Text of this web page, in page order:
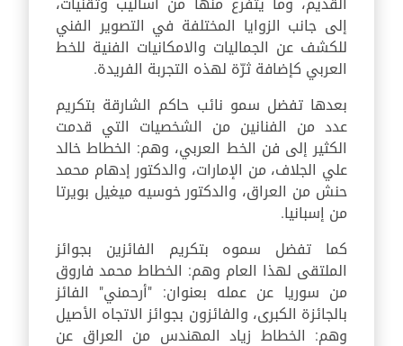
إلى جانب الزوايا المختلفة في التصوير الفني
للكشف عن الجماليات والامكانيات الفنية للخط
العربي كإضافة ثرّة لهذه التجربة الفريدة.
بعدها تفضل سمو نائب حاكم الشارقة بتكريم
عدد من الفنانين من الشخصيات التي قدمت
الكثير إلى فن الخط العربي، وهم: الخطاط خالد
علي الجلاف، من الإمارات، والدكتور إدهام محمد
حنش من العراق، والدكتور خوسيه ميغيل بويرتا
من إسبانيا.
كما تفضل سموه بتكريم الفائزين بجوائز
الملتقى لهذا العام وهم: الخطاط محمد فاروق
من سوريا عن عمله بعنوان: "أرحمني" الفائز
بالجائزة الكبرى، والفائزون بجوائز الاتجاه الأصيل
وهم: الخطاط زياد المهندس من العراق عن